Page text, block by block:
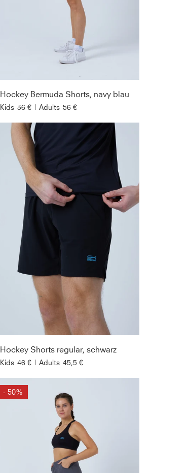
Hockey Bermuda Shorts, navy blau
Kids 36 € | Adults 56 €
Hockey Shorts regular, schwarz
Kids 46 € | Adults 45,5 €
- 50%